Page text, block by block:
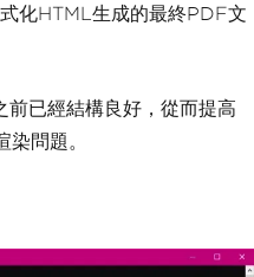
式化HTML生成的最終PDF文
已經結構良好，從而提高
問題。